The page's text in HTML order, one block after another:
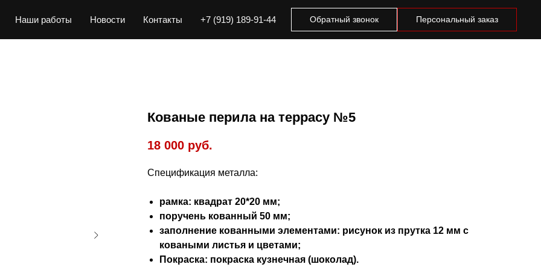
Наши работы Новости Контакты +7 (919) 189-91-44 Обратный звонок Персональный заказ
Кованые перила на террасу №5
18 000 руб.
Спецификация металла:
рамка: квадрат 20*20 мм;
поручень кованный 50 мм;
заполнение кованными элементами: рисунок из прутка 12 мм с
коваными листья и цветами;
Покраска: покраска кузнечная (шоколад).